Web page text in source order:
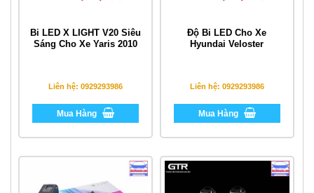
Bi LED X LIGHT V20 Siêu
Sáng Cho Xe Yaris 2010
Liên hệ: 0929293986
Mua Hàng
Độ Bi LED Cho Xe
Hyundai Veloster
Liên hệ: 0929293986
Mua Hàng